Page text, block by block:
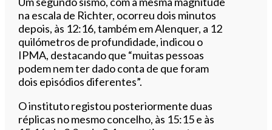
na escala de Richter, ocorreu dois minutos
depois, às 12:16, também em Alenquer, a 12
quilómetros de profundidade, indicou o
IPMA, destacando que “muitas pessoas
podem nem ter dado conta de que foram
dois episódios diferentes”.
O instituto registou posteriormente duas
réplicas no mesmo concelho, às 15:15 e às